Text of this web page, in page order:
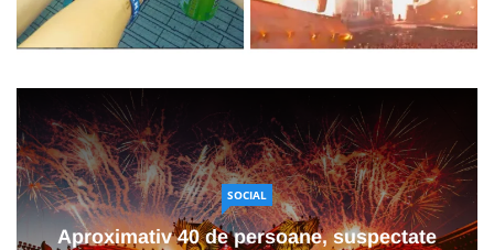
SOCIAL
Aproximativ 40 de persoane, suspectate